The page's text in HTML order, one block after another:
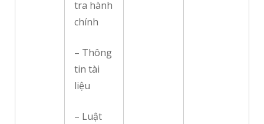
tra hành
chính
– Thông
tin tài
liệu
– Luật